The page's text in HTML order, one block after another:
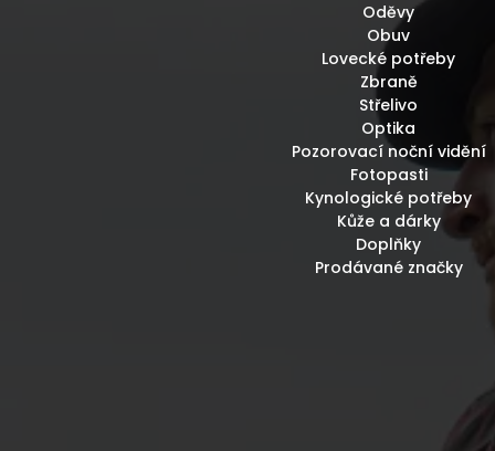
Oděvy
Obuv
Lovecké potřeby
Zbraně
Střelivo
Optika
Pozorovací noční vidění
Fotopasti
Kynologické potřeby
Kůže a dárky
Doplňky
Prodávané značky